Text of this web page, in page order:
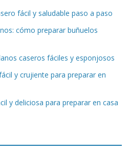
fácil y saludable paso a paso
cómo preparar buñuelos
caseros fáciles y esponjosos
y crujiente para preparar en
y deliciosa para preparar en casa